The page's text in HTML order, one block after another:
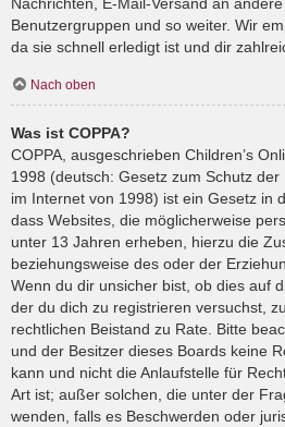
Benutzergruppen und so weiter. Wir
da sie schnell erledigt ist und dir
Nach oben
Was ist COPPA?
COPPA, ausgeschrieben Children’s
1998 (deutsch: Gesetz zum Schutz
im Internet von 1998) ist ein Gesetz in
dass Websites, die möglicherweise
unter 13 Jahren erheben, hierzu die
beziehungsweise des oder der
Wenn du dir unsicher bist, ob dies auf
der du dich zu registrieren versuchst,
rechtlichen Beistand zu Rate. Bitte
und der Besitzer dieses Boards keine
kann und nicht die Anlaufstelle für
Art ist; außer solchen, die unter der
wenden, falls es Beschwerden oder